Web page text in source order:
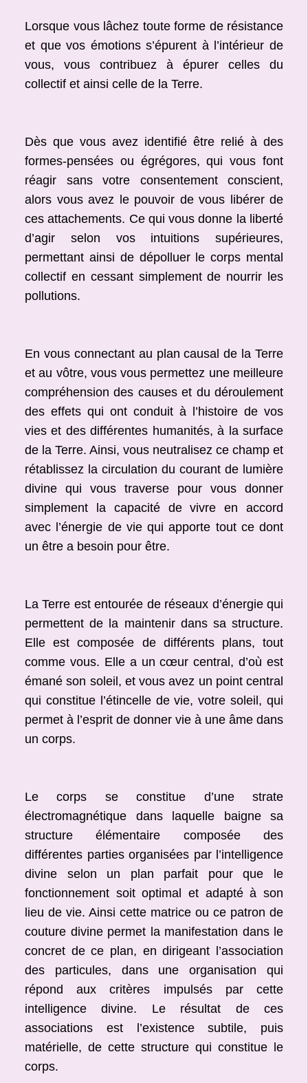
Lorsque vous lâchez toute forme de résistance
et que vos émotions s’épurent à l’intérieur de
vous, vous contribuez à épurer celles du
collectif et ainsi celle de la Terre.
Dès que vous avez identifié être relié à des
formes-pensées ou égrégores, qui vous font
réagir sans votre consentement conscient,
alors vous avez le pouvoir de vous libérer de
ces attachements. Ce qui vous donne la liberté
d’agir selon vos intuitions supérieures,
permettant ainsi de dépolluer le corps mental
collectif en cessant simplement de nourrir les
pollutions.
En vous connectant au plan causal de la Terre
et au vôtre, vous vous permettez une meilleure
compréhension des causes et du déroulement
des effets qui ont conduit à l’histoire de vos
vies et des différentes humanités, à la surface
de la Terre. Ainsi, vous neutralisez ce champ et
rétablissez la circulation du courant de lumière
divine qui vous traverse pour vous donner
simplement la capacité de vivre en accord
avec l’énergie de vie qui apporte tout ce dont
un être a besoin pour être.
La Terre est entourée de réseaux d’énergie qui
permettent de la maintenir dans sa structure.
Elle est composée de différents plans, tout
comme vous. Elle a un cœur central, d’où est
émané son soleil, et vous avez un point central
qui constitue l’étincelle de vie, votre soleil, qui
permet à l’esprit de donner vie à une âme dans
un corps.
Le corps se constitue d’une strate
électromagnétique dans laquelle baigne sa
structure élémentaire composée des
différentes parties organisées par l’intelligence
divine selon un plan parfait pour que le
fonctionnement soit optimal et adapté à son
lieu de vie. Ainsi cette matrice ou ce patron de
couture divine permet la manifestation dans le
concret de ce plan, en dirigeant l’association
des particules, dans une organisation qui
répond aux critères impulsés par cette
intelligence divine. Le résultat de ces
associations est l’existence subtile, puis
matérielle, de cette structure qui constitue le
corps.